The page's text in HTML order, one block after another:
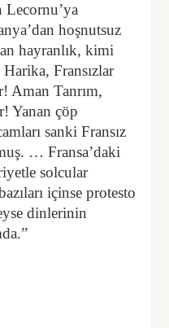
Lecornu’ya
hoşnutsuz
hayranlık, kimi
Fransızlar
Aman Tanrım,
Yanan çöp
sanki Fransız
… Fransa’daki
solcular
içinse protesto
dinlerinin